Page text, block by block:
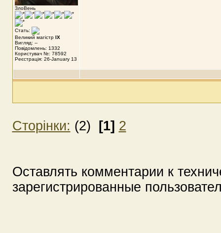
ЗлоВень
Стать:
Великий магістр IX
Вигляд: --
Повідомлень: 1332
Користувач №: 78592
Реєстрація: 26-January 13
Сторінки: (2) [1] 2
Оставлять комментарии к
зарегистрированные